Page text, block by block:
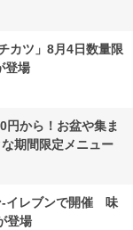
カツ」8月4日数量限
登場
円から！お盆や集ま
期間限定メニュー
-イレブンで開催 味
登場